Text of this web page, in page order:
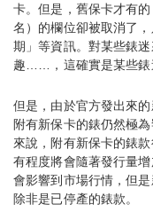
卡。但是，舊保卡才有
名）的欄位卻被取消了
期」等資訊。對某些錶
趣……，這確實是某些錶
但是，由於官方發出來
附有新保卡的錶仍然極
來說，附有新保卡的錶
有程度將會隨著發行量
會影響到市場行情，但
除非是已停產的錶款。